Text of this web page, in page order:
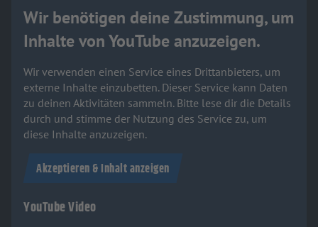
Wir benötigen deine Zustimmung, um
Inhalte von YouTube anzuzeigen.
Wir verwenden einen Service eines Drittanbieters, um
externe Inhalte einzubetten. Dieser Service kann Daten
zu deinen Aktivitäten sammeln. Bitte lese dir die Details
durch und stimme der Nutzung des Service zu, um
diese Inhalte anzuzeigen.
Akzeptieren & Inhalt anzeigen
YouTube Video